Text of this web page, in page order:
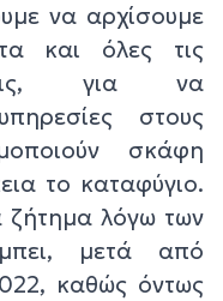
να αρχίσουμε
και όλες τις
για να
στους
σκάφη
το καταφύγιο.
ζήτημα λόγω των
μετά από
καθώς όντως